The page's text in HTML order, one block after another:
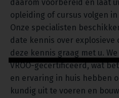
daarom voorbereid en laat
opleiding of cursus volgen
Onze specialisten
date kennis over
deze kennis graag met u. We
VROO-gecertificeerd, wat
en ervaring in huis hebben
kundig uit te voeren en